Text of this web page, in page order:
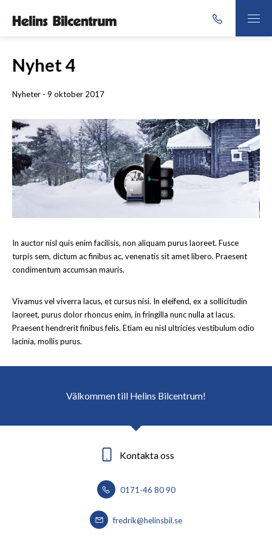
Nyhet 4
Nyheter - 9 oktober 2017
In auctor nisl quis enim facilisis, non aliquam purus laoreet. Fusce
turpis sem, dictum ac finibus ac, venenatis sit amet libero. Praesent
condimentum accumsan mauris.
Vivamus vel viverra lacus, et cursus nisi. In eleifend, ex a sollicitudin
laoreet, purus dolor rhoncus enim, in fringilla nunc nulla at lacus.
Praesent hendrerit finibus felis. Etiam eu nisl ultricies vestibulum odio
lacinia, mollis purus.
Välkommen till Helins Bilcentrum!
Kontakta oss
0171-46 80 90
fredrik@helinsbil.se